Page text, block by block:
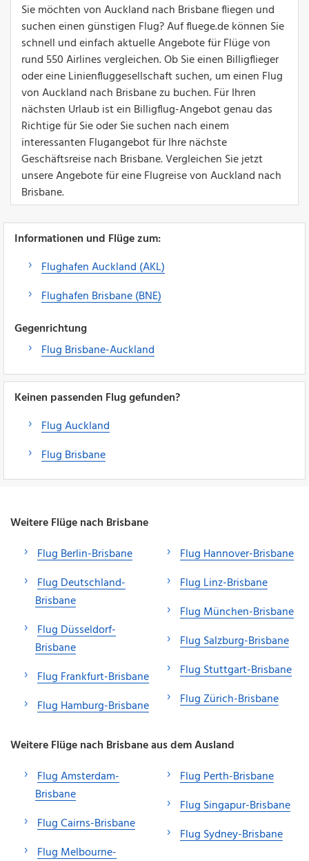
Sie möchten von Auckland nach Brisbane fliegen und
suchen einen günstigen Flug? Auf fluege.de können Sie
schnell und einfach aktuelle Angebote für Flüge von
rund 550 Airlines vergleichen. Ob Sie einen Billigflieger
oder eine Linienfluggesellschaft suchen, um einen Flug
von Auckland nach Brisbane zu buchen. Für Ihren
nächsten Urlaub ist ein Billigflug-Angebot genau das
Richtige für Sie oder Sie suchen nach einem
interessanten Flugangebot für Ihre nächste
Geschäftsreise nach Brisbane. Vergleichen Sie jetzt
unsere Angebote für eine Flugreise von Auckland nach
Brisbane.
Informationen und Flüge zum:
Flughafen Auckland (AKL)
Flughafen Brisbane (BNE)
Gegenrichtung
Flug Brisbane-Auckland
Keinen passenden Flug gefunden?
Flug Auckland
Flug Brisbane
Weitere Flüge nach Brisbane
Flug Berlin-Brisbane
Flug Deutschland-
Brisbane
Flug Düsseldorf-
Brisbane
Flug Frankfurt-Brisbane
Flug Hamburg-Brisbane
Flug Hannover-Brisbane
Flug Linz-Brisbane
Flug München-Brisbane
Flug Salzburg-Brisbane
Flug Stuttgart-Brisbane
Flug Zürich-Brisbane
Weitere Flüge nach Brisbane aus dem Ausland
Flug Amsterdam-
Brisbane
Flug Cairns-Brisbane
Flug Melbourne-
Flug Perth-Brisbane
Flug Singapur-Brisbane
Flug Sydney-Brisbane